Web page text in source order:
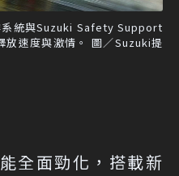
統與Suzuki Safety Support
放速度與激情。 圖／Suzuki提
全面勁化，搭載新